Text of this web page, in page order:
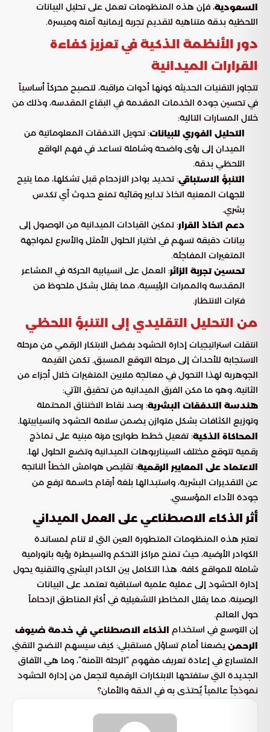
السعودية، فإن هذه المنظومات تعمل على تحليل البيانات
اللحظية بدقة متناهية لتقديم تجربة إيمانية آمنة وميسرة.
دور الأنظمة الذكية في تعزيز كفاءة
القرارات الميدانية
تتجاوز التقنيات الحديثة كونها أدوات مراقبة، لتصبح محركاً أساسياً
في تحسين جودة الخدمات المقدمة في البقاع المقدسة، وذلك من
خلال المسارات التالية:
التحليل الفوري للبيانات: تحويل التدفقات المعلوماتية من
الميدان إلى رؤى واضحة وشاملة تساعد في فهم الواقع
اللحظي بدقة.
التنبؤ الاستباقي: تحديد بوادر الازدحام قبل تشكلها، مما يتيح
للجهات المعنية اتخاذ تدابير وقائية تمنع حدوث أي تكدس
بشري.
دعم اتخاذ القرار: تمكين القيادات الميدانية من الوصول إلى
بيانات دقيقة تسهم في اختيار الحلول الأمثل والأسرع لمواجهة
المتغيرات المفاجئة.
تحسين تجربة الزائر: العمل على انسيابية الحركة في المشاعر
المقدسة والممرات الرئيسية، مما يقلل بشكل ملحوظ من
فترات الانتظار.
من التحليل التقليدي إلى التنبؤ اللحظي
انتقلت استراتيجيات إدارة الحشود بفضل الابتكار الرقمي من مرحلة
الاستجابة للأحداث إلى مرحلة التوقع المسبق. تكمن القيمة
الجوهرية لهذا التحول في معالجة ملايين المتغيرات خلال أجزاء من
الثانية، وهو ما مكن الفرق الميدانية من تحقيق الآتي:
هندسة التدفقات البشرية: رصد نقاط الاختناق المحتملة
وتوزيع الكثافات بشكل متوازن يضمن سلامة الحشود وانسيابيتها.
المحاكاة الذكية: تفعيل خطط طوارئ مرنة مبنية على نماذج
رقمية تتوقع مختلف السيناريوهات الميدانية وتضع الحلول لها.
الاعتماد على المعايير الرقمية: تقليص هوامش الخطأ الناتجة
عن التقديرات البشرية، واستبدالها بلغة أرقام حاسمة ترفع من
جودة الأداء المؤسسي.
أثر الذكاء الاصطناعي على العمل الميداني
تعتبر هذه المنظومات المتطورة العين التي لا تنام لمساندة
الكوادر الأرضية، حيث تمنح مراكز التحكم والسيطرة رؤية بانورامية
شاملة للمواقع كافة. هذا التكامل بين الكادر البشري والتقنية يحول
إدارة الحشود إلى عملية علمية استباقية تعتمد على البيانات
الرصينة، مما يقلل المخاطر التشغيلية في أكثر المناطق ازدحاماً
حول العالم.
إن التوسع في استخدام الذكاء الاصطناعي في خدمة ضيوف
الرحمن يضعنا أمام تساؤل مستقبلي: كيف سيسهم النضج التقني
المتسارع في إعادة تعريف مفهوم “الرحلة الآمنة”، وما هي الآفاق
الجديدة التي ستفتحها الابتكارات الرقمية لتجعل من إدارة الحشود
نموذجاً عالمياً يُحتذى به في الدقة والأمان؟